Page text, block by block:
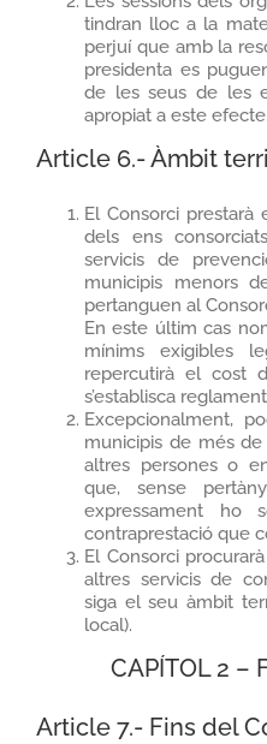
tindran lloc a la
perjuí que amb la
presidenta es
de les seus de les
apropiat a este efecte.
Article 6.- Àmbit
El Consorci prestarà
dels ens
servicis de
municipis menors
pertanguen al
En este últim cas
mínims exigibles
repercutirà el cost
s’establisca
Excepcionalment,
municipis de més
altres persones o
que, sense
expressament ho
contraprestació que
El Consorci
altres servicis de
siga el seu àmbit
local).
CAPÍTOL 2 –
Article 7.- Fins del